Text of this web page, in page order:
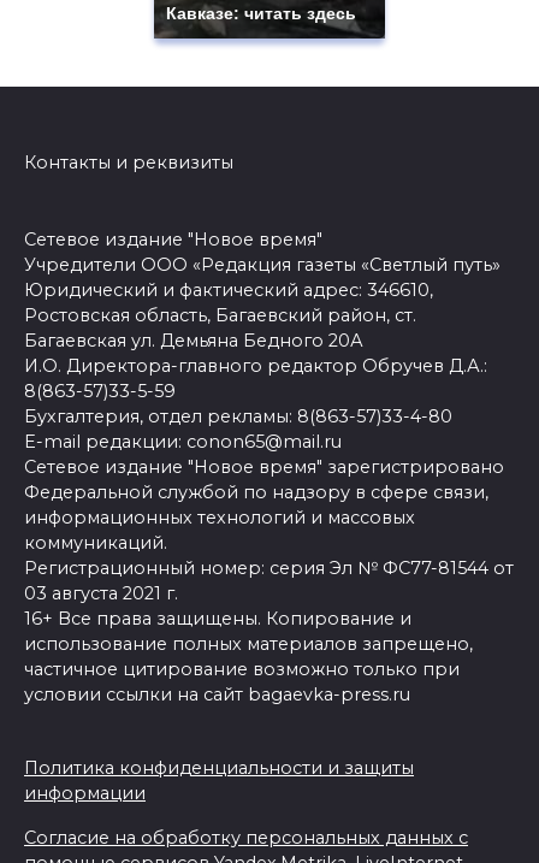
Кавказе: читать здесь
Контакты и реквизиты
Сетевое издание "Новое время"
Учредители ООО «Редакция газеты «Светлый путь»
Юридический и фактический адрес: 346610,
Ростовская область, Багаевский район, ст.
Багаевская ул. Демьяна Бедного 20А
И.О. Директора-главного редактор Обручев Д.А.:
8(863-57)33-5-59
Бухгалтерия, отдел рекламы: 8(863-57)33-4-80
E-mail редакции: conon65@mail.ru
Сетевое издание "Новое время" зарегистрировано
Федеральной службой по надзору в сфере связи,
информационных технологий и массовых
коммуникаций.
Регистрационный номер: серия Эл № ФС77-81544 от
03 августа 2021 г.
16+ Все права защищены. Копирование и
использование полных материалов запрещено,
частичное цитирование возможно только при
условии ссылки на сайт bagaevka-press.ru
Политика конфиденциальности и защиты
информации
Согласие на обработку персональных данных с